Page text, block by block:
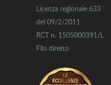
Licenza regionale 633
del 09/2/2011
RCT n. 1505000391/L
Filo diretto